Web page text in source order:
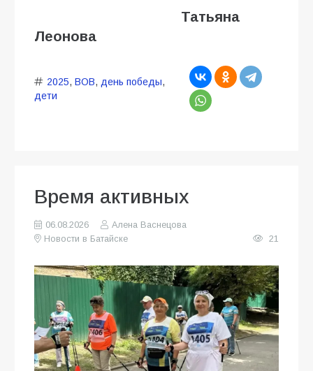
Татьяна
Леонова
2025, ВОВ, день победы,
дети
Время активных
06.08.2026
Алена Васнецова
Новости в Батайске
21